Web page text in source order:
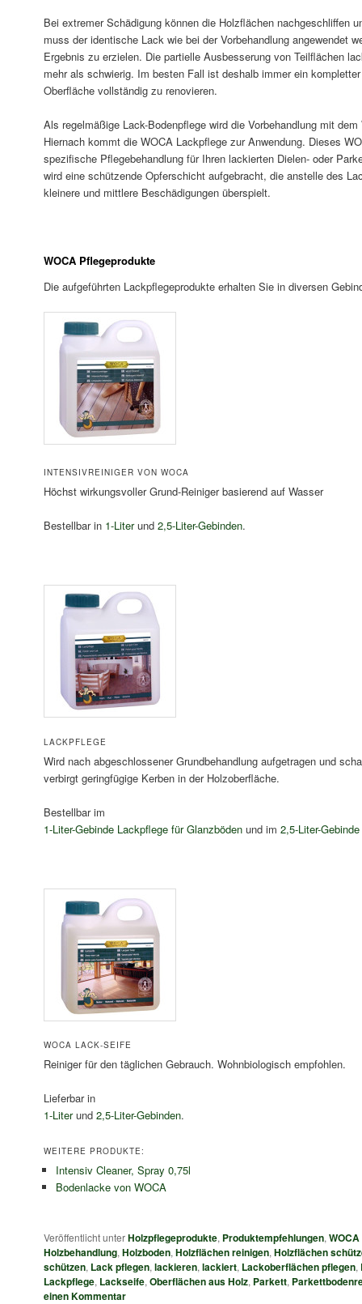
Bei extremer Schädigung können die Holzflächen nachgeschliffen
muss der identische Lack wie bei der Vorbehandlung angewendet
Ergebnis zu erzielen. Die partielle Ausbesserung von Teilflächen
mehr als schwierig. Im besten Fall ist deshalb immer ein
Oberfläche vollständig zu renovieren.
Als regelmäßige Lack-Bodenpflege wird die Vorbehandlung mit
Hiernach kommt die WOCA Lackpflege zur Anwendung. Dieses
spezifische Pflegebehandlung für Ihren lackierten Dielen- oder
wird eine schützende Opferschicht aufgebracht, die anstelle des
kleinere und mittlere Beschädigungen überspielt.
WOCA Pflegeprodukte
Die aufgeführten Lackpflegeprodukte erhalten Sie in diversen
INTENSIVREINIGER VON WOCA
Höchst wirkungsvoller Grund-Reiniger basierend auf Wasser
Bestellbar in 1-Literund 2,5-Liter-Gebinden.
LACKPFLEGE
Wird nach abgeschlossener Grundbehandlung aufgetragen und
verbirgt geringfügige Kerben in der Holzoberfläche.
Bestellbar im
1-Liter-Gebinde Lackpflege für Glanzbödenund im 2,5-Liter-
WOCA LACK-SEIFE
Reiniger für den täglichen Gebrauch. Wohnbiologisch empfohlen.
Lieferbar in
1-Literund 2,5-Liter-Gebinden.
WEITERE PRODUKTE:
Intensiv Cleaner, Spray 0,75l
Bodenlacke von WOCA
Veröffentlicht unterHolzpflegeprodukte, Produktempfehlungen,
Holzbehandlung, Holzboden, Holzflächen reinigen, Holzflächen
schützen, Lack pflegen, lackieren, lackiert, Lackoberflächen pflegen,
Lackpflege, Lackseife, Oberflächen aus Holz, Parkett,
einen Kommentar